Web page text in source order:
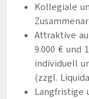
Kollegiale
Attraktive
9.000 € und
individuell
(zzgl.
Langfristige